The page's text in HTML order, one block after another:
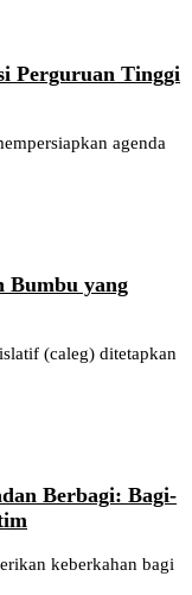
Perguruan Tinggi
agenda
Bumbu yang
(caleg) ditetapkan
Berbagi: Bagi-
keberkahan bagi